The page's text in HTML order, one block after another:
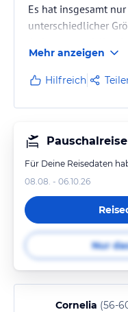
Es hat insgesamt
unterschiedlicher
dieses Hotel schon
Jahre gekommen
Komplettsanierung,
Hotel ausmacht,
kaum Deutsche. Der…
Mehr anzeigen
Hilfreich
Pauschalreise
Für Deine Reisedaten
08.08. - 06.10.26
Nur
Cornelia (56-